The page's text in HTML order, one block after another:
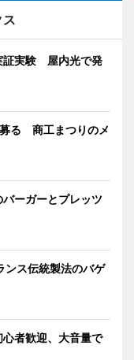
証実験 屋内光で発
る 商工まつりのメ
ーガーとプレッツ
ス伝統製法のバゲ
者歓迎、大音量で